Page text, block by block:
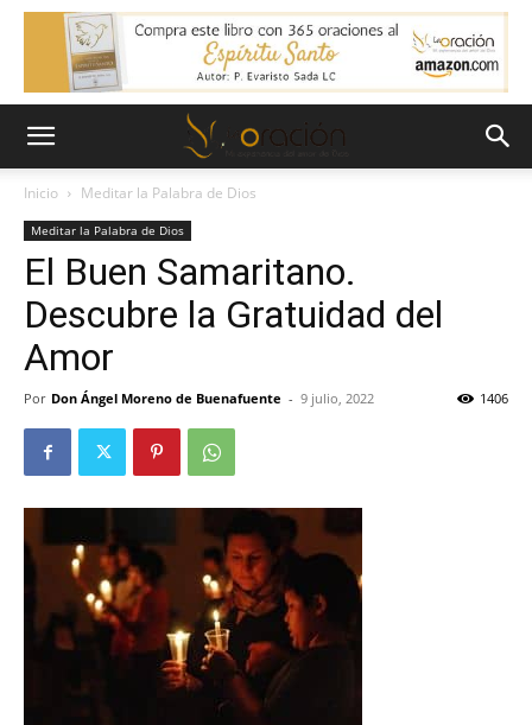
Inicio Meditar la Palabra de Dios
Meditar la Palabra de Dios
El Buen Samaritano.
Descubre la Gratuidad del
Amor
Por Don Ángel Moreno de Buenafuente - 9 julio, 2022 1406